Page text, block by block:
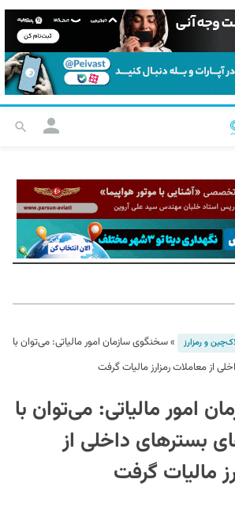
و رمزارز »سخنگوی سازمان امور مالیاتی: می‌توان با
از معاملات رمزارز مالیات گرفت
امور مالیاتی: می‌توان با
بسترهای داخلی از
مالیات گرفت